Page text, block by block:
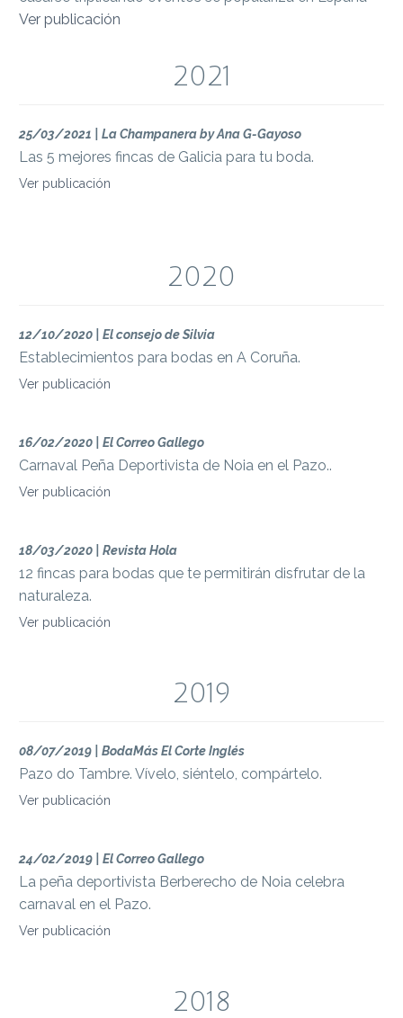
Ver publicación
2021
25/03/2021 | La Champanera by Ana G-Gayoso
Las 5 mejores fincas de Galicia para tu boda.
Ver publicación
2020
12/10/2020 | El consejo de Silvia
Establecimientos para bodas en A Coruña.
Ver publicación
16/02/2020 | El Correo Gallego
Carnaval Peña Deportivista de Noia en el Pazo..
Ver publicación
18/03/2020 | Revista Hola
12 fincas para bodas que te permitirán disfrutar de la
naturaleza.
Ver publicación
2019
08/07/2019 | BodaMás El Corte Inglés
Pazo do Tambre. Vívelo, siéntelo, compártelo.
Ver publicación
24/02/2019 | El Correo Gallego
La peña deportivista Berberecho de Noia celebra
carnaval en el Pazo.
Ver publicación
2018